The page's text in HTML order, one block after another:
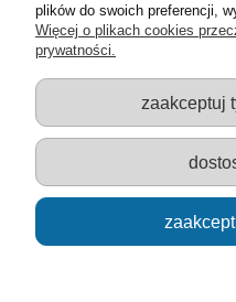
Sklep z zabawkami Łódź
edukacyjne :: Zestawy
:: Zabawkownia :: zabawki
plików do swoich preferencji,
Więcej o plikach cookies
prywatności.
zaakceptuj